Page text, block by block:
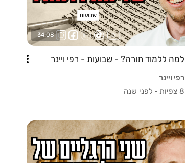
34:08
למה ללמוד תורה? - שבועות - רפי ויינר
רפי ויינר
8 צפיות
· לפני שנה